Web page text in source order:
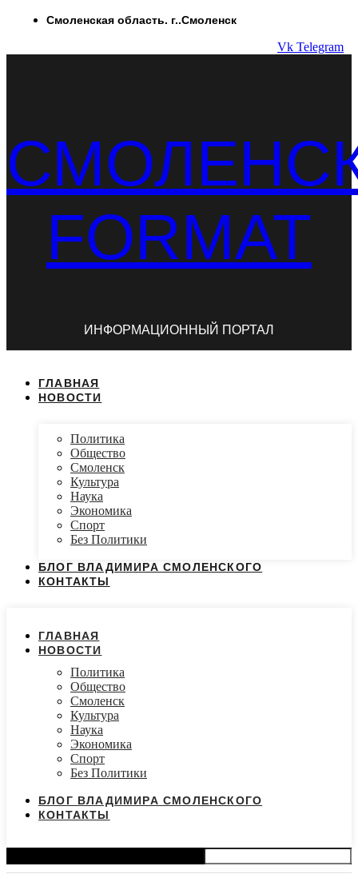
ПерейтиСмоленская область. г..Смоленск
Vk Telegram
FORMAT
ИНФОРМАЦИОННЫЙ ПОРТАЛ
ГЛАВНАЯ
НОВОСТИ
Политика
Общество
Смоленск
Культура
Наука
Экономика
Спорт
Без Политики
БЛОГ ВЛАДИМИРА СМОЛЕНСКОГО
КОНТАКТЫ
ГЛАВНАЯ
НОВОСТИ
Политика
Общество
Смоленск
Культура
Наука
Экономика
Спорт
Без Политики
БЛОГ ВЛАДИМИРА СМОЛЕНСКОГО
КОНТАКТЫ